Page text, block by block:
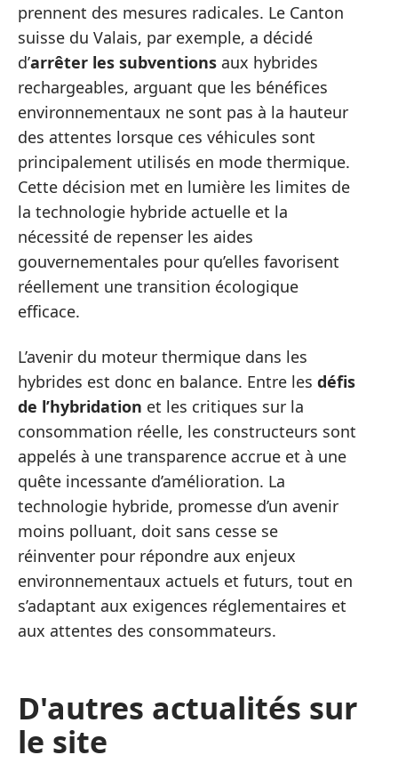
prennent des mesures radicales. Le Canton
suisse du Valais, par exemple, a décidé
d’arrêter les subventions aux hybrides
rechargeables, arguant que les bénéfices
environnementaux ne sont pas à la hauteur
des attentes lorsque ces véhicules sont
principalement utilisés en mode thermique.
Cette décision met en lumière les limites de
la technologie hybride actuelle et la
nécessité de repenser les aides
gouvernementales pour qu’elles favorisent
réellement une transition écologique
efficace.
L’avenir du moteur thermique dans les
hybrides est donc en balance. Entre les défis
de l’hybridation et les critiques sur la
consommation réelle, les constructeurs sont
appelés à une transparence accrue et à une
quête incessante d’amélioration. La
technologie hybride, promesse d’un avenir
moins polluant, doit sans cesse se
réinventer pour répondre aux enjeux
environnementaux actuels et futurs, tout en
s’adaptant aux exigences réglementaires et
aux attentes des consommateurs.
D'autres actualités sur
le site